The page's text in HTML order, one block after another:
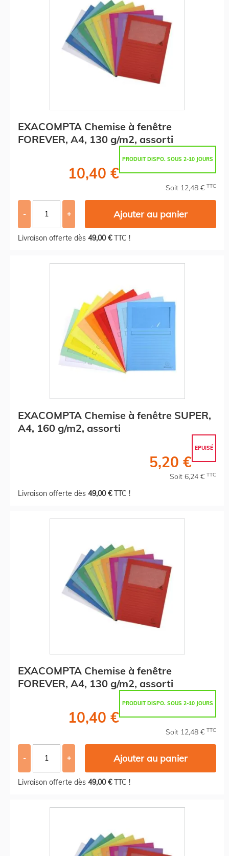
EXACOMPTA Chemise à fenêtre
FOREVER, A4, 130 g/m2, assorti
PRODUIT DISPO. SOUS 2-10 JOURS
10,40 €
Soit 12,48 € TTC
- + Ajouter au panier
Livraison offerte dès 49,00 €TTC !
EXACOMPTA Chemise à fenêtre SUPER,
A4, 160 g/m2, assorti
EPUISÉ
5,20 €
Soit 6,24 € TTC
Livraison offerte dès 49,00 €TTC !
EXACOMPTA Chemise à fenêtre
FOREVER, A4, 130 g/m2, assorti
PRODUIT DISPO. SOUS 2-10 JOURS
10,40 €
Soit 12,48 € TTC
- + Ajouter au panier
Livraison offerte dès 49,00 €TTC !